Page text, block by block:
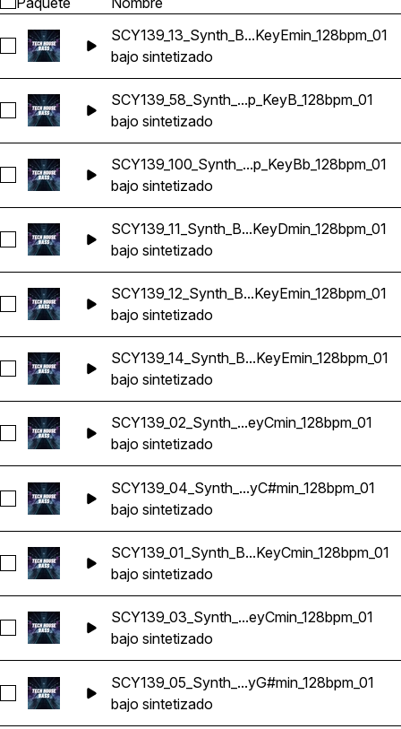
Seleccionar
SCY139_13_Synth_B...KeyEmin_128bpm_01
bajo sintetizado
Seleccionar SCY139_58_Synth_Bass_Loop_KeyB_128bpm_01
SCY139_58_Synth_...p_KeyB_128bpm_01
bajo sintetizado
Seleccionar
SCY139_100_Synth_...p_KeyBb_128bpm_01
bajo sintetizado
Seleccionar
SCY139_11_Synth_B...KeyDmin_128bpm_01
bajo sintetizado
Seleccionar
SCY139_12_Synth_B...KeyEmin_128bpm_01
bajo sintetizado
Seleccionar
SCY139_14_Synth_B...KeyEmin_128bpm_01
bajo sintetizado
Seleccionar
SCY139_02_Synth_...eyCmin_128bpm_01
bajo sintetizado
Seleccionar
SCY139_04_Synth_...yC#min_128bpm_01
bajo sintetizado
Seleccionar
SCY139_01_Synth_B...KeyCmin_128bpm_01
bajo sintetizado
Seleccionar
SCY139_03_Synth_...eyCmin_128bpm_01
bajo sintetizado
Seleccionar
SCY139_05_Synth_...yG#min_128bpm_01
bajo sintetizado